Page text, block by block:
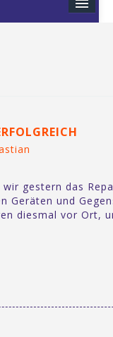
gestern das
Geräten und
diesmal vor Ort,